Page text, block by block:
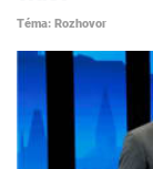
Téma: Rozhovor